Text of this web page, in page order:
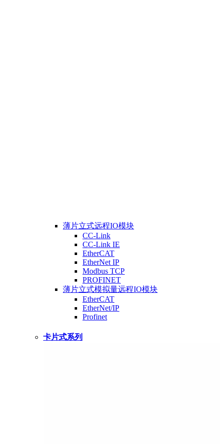
薄片立式远程IO模块
CC-Link
CC-Link IE
EtherCAT
EtherNet IP
Modbus TCP
PROFINET
薄片立式模拟量远程IO模块
EtherCAT
EtherNet/IP
Profinet
卡片式系列